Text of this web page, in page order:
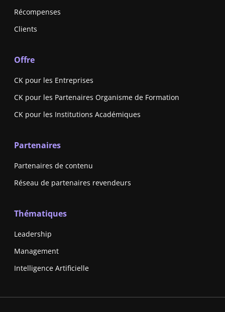
Récompenses
Clients
Offre
CK pour les Entreprises
CK pour les Partenaires Organisme de Formation
CK pour les Institutions Académiques
Partenaires
Partenaires de contenu
Réseau de partenaires revendeurs
Thématiques
Leadership
Management
Intelligence Artificielle